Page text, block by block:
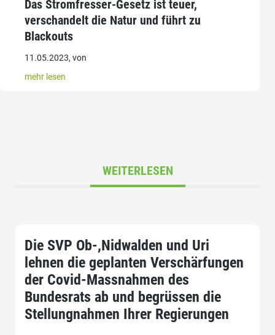
Das Stromfresser-Gesetz ist teuer,
verschandelt die Natur und führt zu
Blackouts
11.05.2023, von
mehr lesen
WEITERLESEN
Die SVP Ob-,Nidwalden und Uri
lehnen die geplanten Verschärfungen
der Covid-Massnahmen des
Bundesrats ab und begrüssen die
Stellungnahmen Ihrer Regierungen